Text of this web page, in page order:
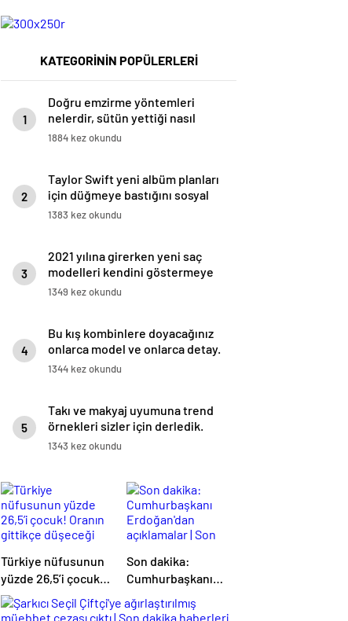
KATEGORİNİN POPÜLERLERİ
1
Doğru emzirme yöntemleri
nelerdir, sütün yettiği nasıl
anlaşılır?
1884 kez okundu
2
Taylor Swift yeni albüm planları
için düğmeye bastığını sosyal
medyadan duyurdu!
1383 kez okundu
3
2021 yılına girerken yeni saç
modelleri kendini göstermeye
başladı.
1349 kez okundu
4
Bu kış kombinlere doyacağınız
onlarca model ve onlarca detay.
1344 kez okundu
5
Takı ve makyaj uyumuna trend
örnekleri sizler için derledik.
1343 kez okundu
Türkiye nüfusunun
yüzde 26,5’i çocuk!
Oranın gittikçe
düşeceği
Son dakika:
Cumhurbaşkanı
Erdoğan'dan
açıklamalar | Son